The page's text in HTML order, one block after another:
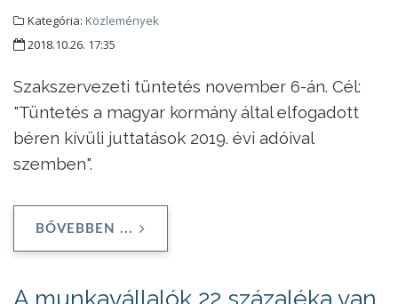
Kategória: Közlemények
2018.10.26. 17:35
Szakszervezeti tüntetés november 6-án. Cél:
"Tüntetés a magyar kormány által elfogadott
béren kívüli juttatások 2019. évi adóival
szemben".
BŐVEBBEN ...
A munkavállalók 22 százaléka van